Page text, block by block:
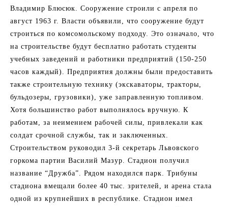
Владимир Блюсюк. Сооружение строили с апреля по
август 1963 г. Власти объявили, что сооружение будут
строиться по комсомольскому подходу. Это означало, что
на строительстве будут бесплатно работать студенты
учебных заведений и работники предприятий (150-250
часов каждый). Предприятия должны были предоставить
также строительную технику (экскаваторы, тракторы,
бульдозеры, грузовики), уже заправленную топливом.
Хотя большинство работ выполнялось вручную. К
работам, за неимением рабочей силы, привлекали как
солдат срочной службы, так и заключенных.
Строительством руководил 3-й секретарь Львовского
горкома партии Василий Мазур. Стадион получил
название “Дружба”. Рядом находился парк. Трибуны
стадиона вмещали более 40 тыс. зрителей, и арена стала
одной из крупнейших в республике. Стадион имел